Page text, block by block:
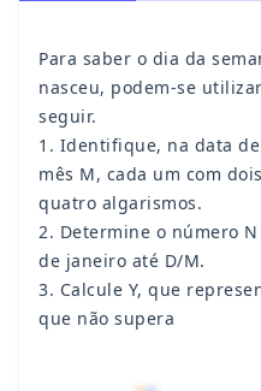
Para saber o dia da
nasceu, podem-se
seguir.
1. Identifique, na data
mês M, cada um com
quatro algarismos.
2. Determine o número
de janeiro até D/M.
3. Calcule Y, que
que não supera